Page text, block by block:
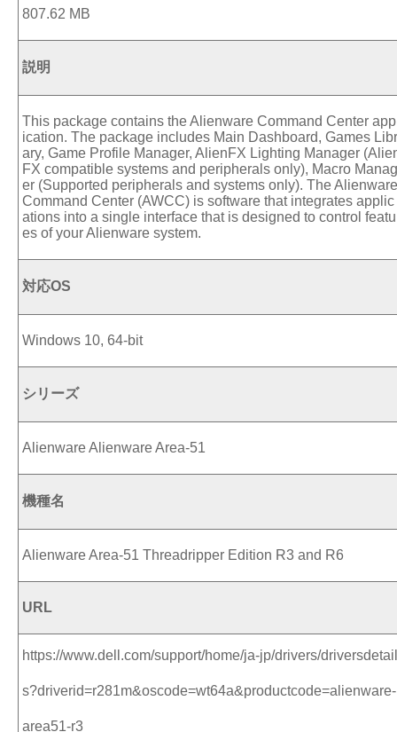
807.62 MB
説明
This package contains the Alienware Command Center
ication. The package includes Main Dashboard, Games Libr
ary, Game Profile Manager, AlienFX Lighting Manager
FX compatible systems and peripherals only), Macro Manag
er (Supported peripherals and systems only). The Alienware
Command Center (AWCC) is software that integrates applic
ations into a single interface that is designed to control
es of your Alienware system.
対応OS
Windows 10, 64-bit
シリーズ
Alienware Alienware Area-51
機種名
Alienware Area-51 Threadripper Edition R3 and R6
URL
https://www.dell.com/support/home/ja-jp/drivers/driversdetail
s?driverid=r281m&oscode=wt64a&productcode=alienware-
area51-r3